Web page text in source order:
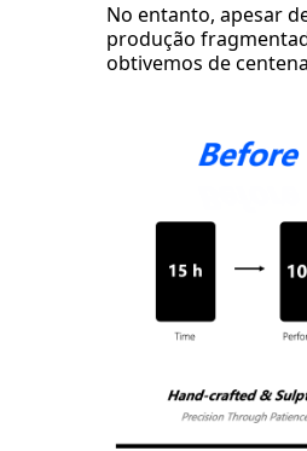
No entanto, apesar
produção
obtivemos de